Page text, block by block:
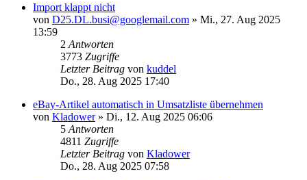
Import klappt nicht
von D25.DL.busi@googlemail.com » Mi., 27. Aug 2025
13:59
2 Antworten
3773 Zugriffe
Letzter Beitrag von kuddel
Do., 28. Aug 2025 17:40
eBay-Artikel automatisch in Umsatzliste übernehmen
von Kladower» Di., 12. Aug 2025 06:06
5 Antworten
4811 Zugriffe
Letzter Beitrag von Kladower
Do., 28. Aug 2025 07:58